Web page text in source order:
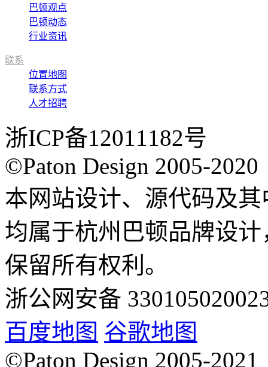
巴顿观点
巴顿动态
行业资讯
联系
位置地图
联系方式
人才招聘
浙ICP备12011182号
©Paton Design 2005-2020
本网站设计、源代码及
均属于杭州巴顿品牌设计
保留所有权利。
浙公网安备
百度地图 谷歌地图
©Paton Design 2005-2021